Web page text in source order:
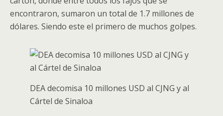
encontraron, sumaron un total de 1.7 millones de
dólares. Siendo este el primero de muchos golpes.
DEA decomisa 10 millones USD al CJNG y al
Cártel de Sinaloa